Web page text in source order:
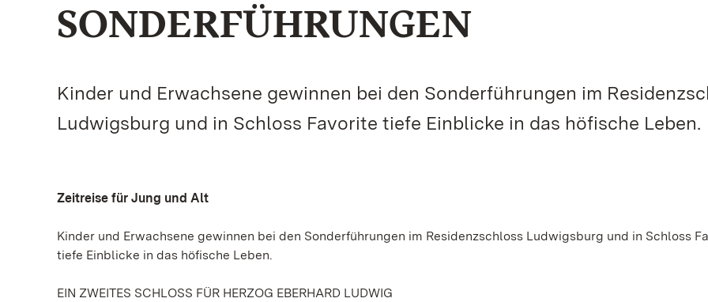
SONDERFÜHRUNGEN
Kinder und Erwachsene gewinnen bei den Sonderführungen im
Ludwigsburg und in Schloss Favorite tiefe Einblicke in das höfische Leben.
Zeitreise für Jung und Alt
Kinder und Erwachsene gewinnen bei den Sonderführungen im Residenzschloss Ludwigsburg und in Schloss
tiefe Einblicke in das höfische Leben.
EIN ZWEITES SCHLOSS FÜR HERZOG EBERHARD LUDWIG